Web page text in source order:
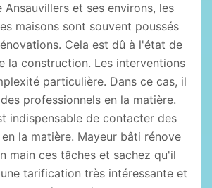
Ansauvillers et ses environs, les
maisons sont souvent poussés
Cela est dû à l'état de
la construction. Les interventions
particulière. Dans ce cas, il
professionnels en la matière.
indispensable de contacter des
la matière. Mayeur bâti rénove
main ces tâches et sachez qu'il
tarification très intéressante et